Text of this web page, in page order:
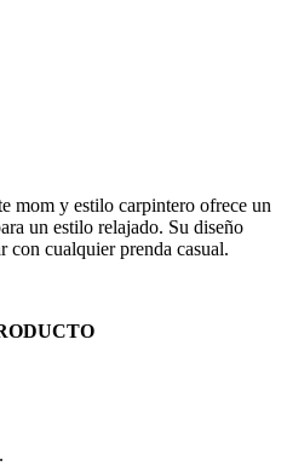
mom y estilo carpintero ofrece un
un estilo relajado. Su diseño
con cualquier prenda casual.